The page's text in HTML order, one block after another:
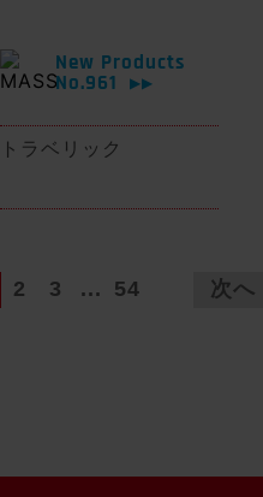
New Products
No.961
▶▶
トラベリック
2 3 ... 54 次